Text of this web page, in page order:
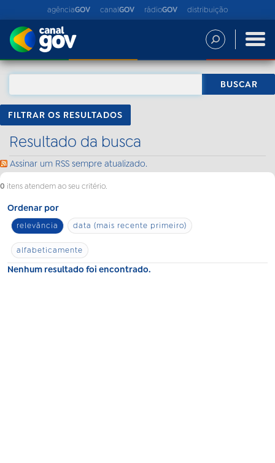
agênciaGOV canalGOV rádioGOV distribuição
FILTRAR OS RESULTADOS
Resultado da busca
Assinar um RSS sempre atualizado.
0 itens atendem ao seu critério.
Ordenar por
relevância data (mais recente primeiro)
alfabeticamente
Nenhum resultado foi encontrado.